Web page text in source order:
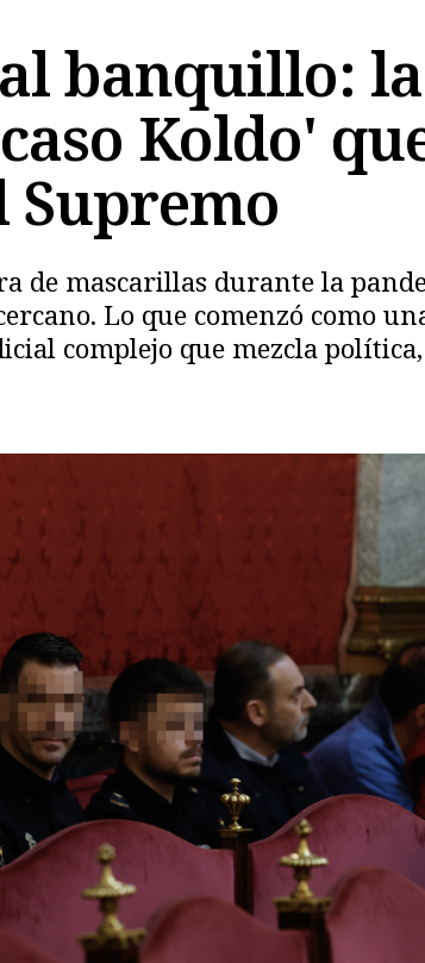
banquillo:
Koldo'
Supremo
de mascarillas durante la
Lo que comenzó como
complejo que mezcla
Copiar